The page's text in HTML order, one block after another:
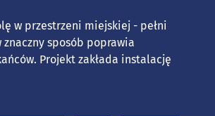
w przestrzeni miejskiej - pełni
sposób poprawia
Projekt zakłada instalację